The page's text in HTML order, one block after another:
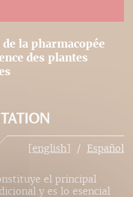
la pharmacopée
des plantes
[english] Español
el principal
y es lo esencial